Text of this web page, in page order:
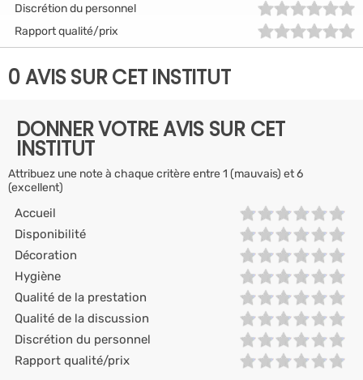
Discrétion du personnel
Rapport qualité/prix
0 AVIS SUR CET INSTITUT
DONNER VOTRE AVIS SUR CET
INSTITUT
Attribuez une note à chaque critère entre 1 (mauvais) et 6
(excellent)
Accueil
Disponibilité
Décoration
Hygiène
Qualité de la prestation
Qualité de la discussion
Discrétion du personnel
Rapport qualité/prix